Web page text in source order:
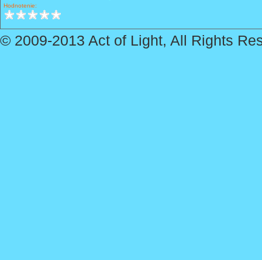
Hodnotenie:
© 2009-2013 Act of Light, All Rights